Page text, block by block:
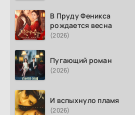
В Пруду Феникса
рождается весна
(2026)
Пугающий роман
(2026)
И вспыхнуло пламя
(2026)